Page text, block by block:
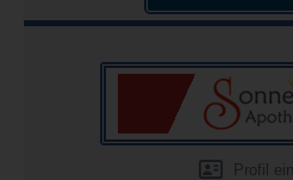
Profil